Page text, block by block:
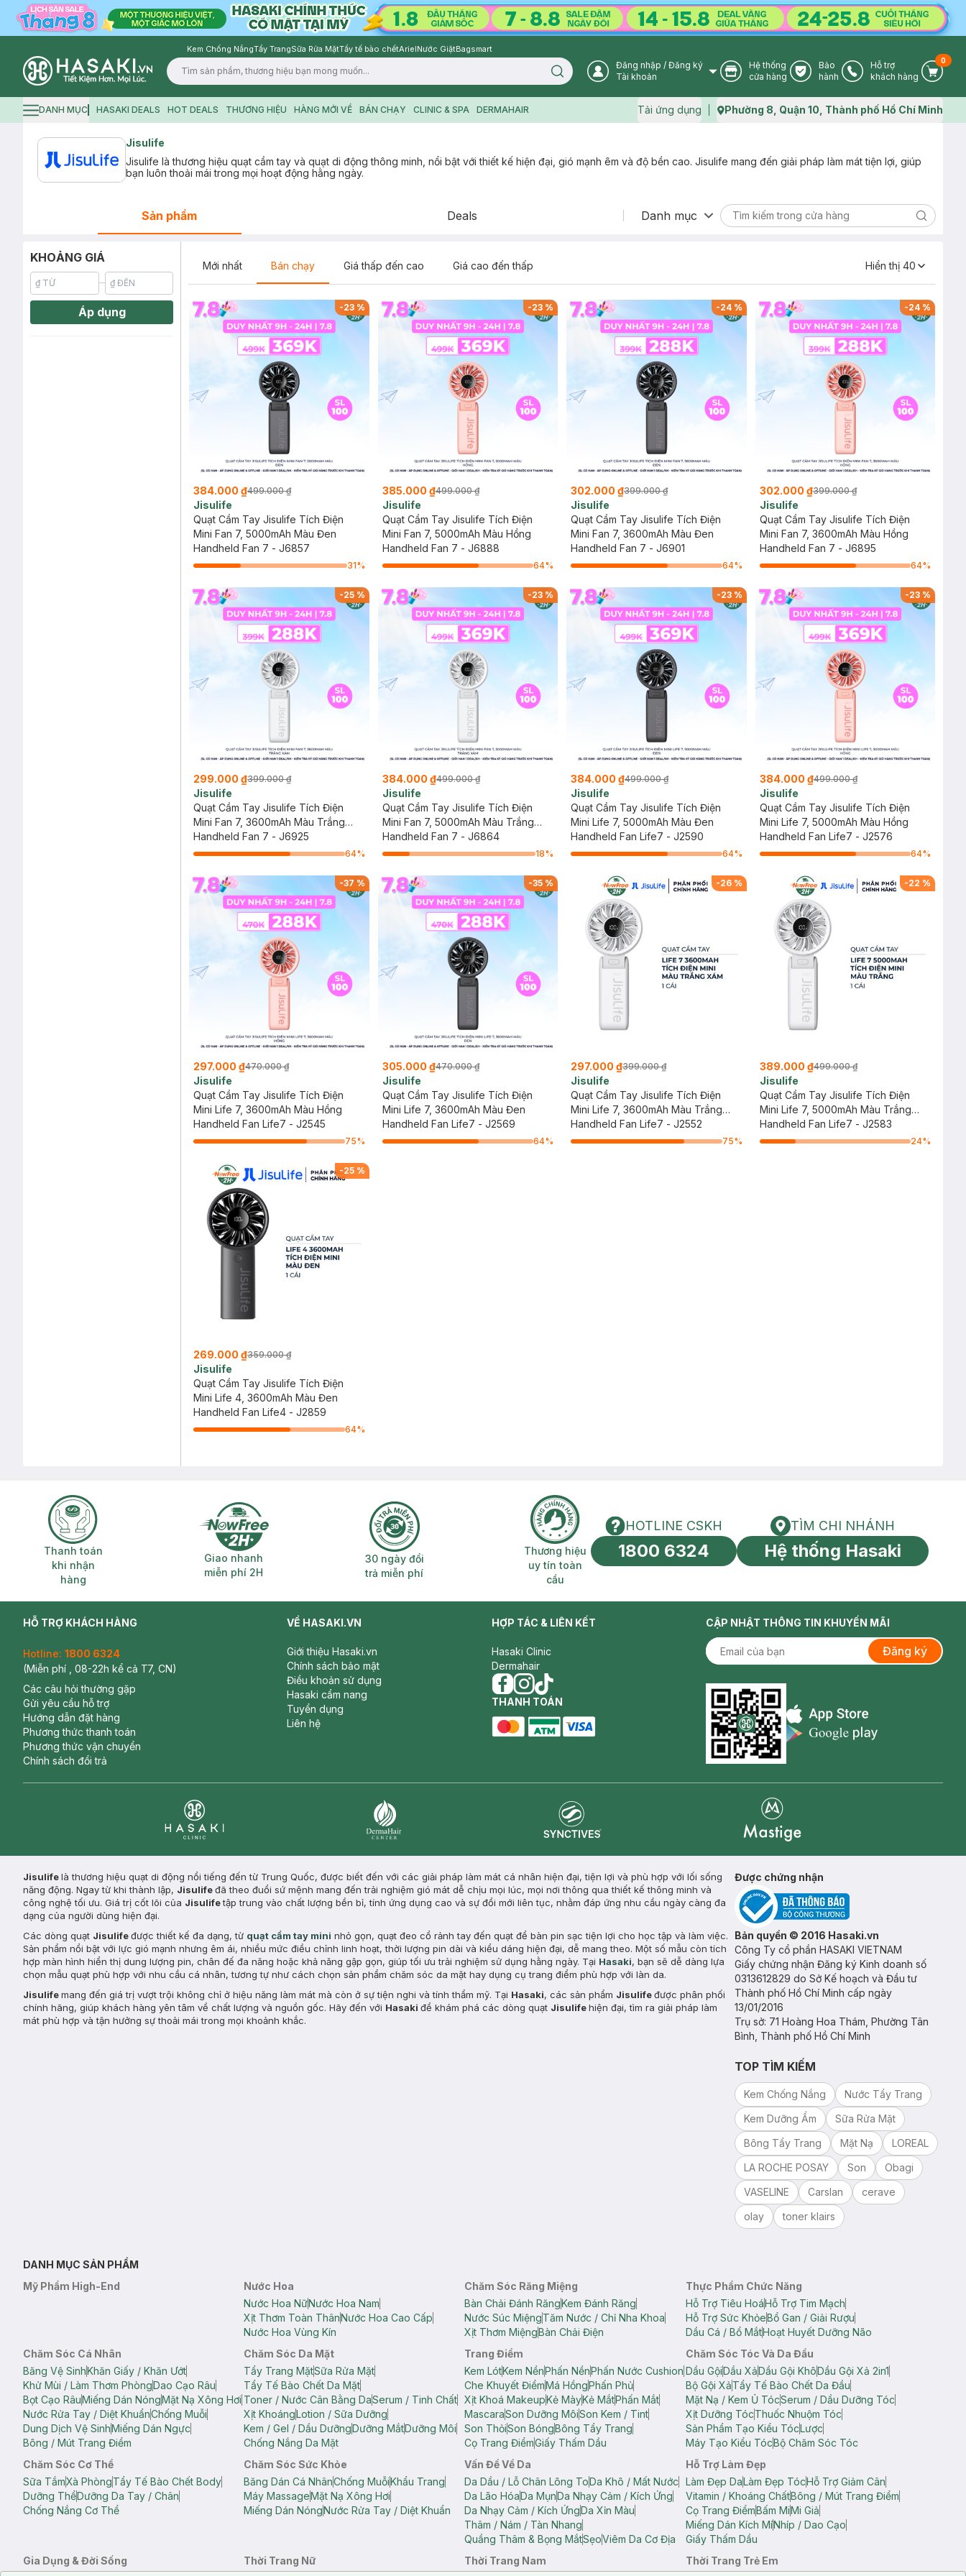
Kem Chống NắngTẩy TrangSữa Rửa MặtTẩy tế bào chếtArielNước GiặtBagsmart
Logo
Search icon User Icon
Đăng nhập / Đăng ký
Tài khoản
Store Icon
Hệ thống
cửa hàng
Warranty Icon
Bảo
hành
Phone Icon
Hỗ trợ
khách hàng
Cart
0
Hamburger icon
DANH MỤC HASAKI DEALS HOT DEALS THƯƠNG HIỆU HÀNG MỚI VỀ BÁN CHẠY CLINIC & SPA DERMAHAIR Tải ứng dụng Map icon
Phường 8, Quận 10, Thành phố Hồ Chí Minh
Jisulife
Jisulife là thương hiệu quạt cầm tay và quạt di động thông minh, nổi bật với thiết kế hiện đại, gió mạnh êm và độ bền cao. Jisulife mang đến giải pháp làm mát tiện lợi, giúp
bạn luôn thoải mái trong mọi hoạt động hằng ngày.
Sản phẩm Deals Danh mục Search
KHOẢNG GIÁ
Áp dụng
Mới nhất Bán chạy Giá thấp đến cao Giá cao đến thấp Hiển thị 40
-23%
384.000 ₫499.000 ₫
Jisulife
Quạt Cầm Tay Jisulife Tích Điện
Mini Fan 7, 5000mAh Màu Đen
Handheld Fan 7 - J6857
31%
-23 %
385.000 ₫499.000 ₫
Jisulife
Quạt Cầm Tay Jisulife Tích Điện
Mini Fan 7, 5000mAh Màu Hồng
Handheld Fan 7 - J6888
64%
-24%
302.000 ₫399.000 ₫
Jisulife
Quạt Cầm Tay Jisulife Tích Điện
Mini Fan 7, 3600mAh Màu Đen
Handheld Fan 7 - J6901
64%
-24 %
302.000 ₫399.000 ₫
Jisulife
Quạt Cầm Tay Jisulife Tích Điện
Mini Fan 7, 3600mAh Màu Hồng
Handheld Fan 7 - J6895
64%
-25%
299.000 ₫399.000 ₫
Jisulife
Quạt Cầm Tay Jisulife Tích Điện
Mini Fan 7, 3600mAh Màu Trắng
Xám
Handheld Fan 7 - J6925
64%
-23 %
384.000 ₫499.000 ₫
Jisulife
Quạt Cầm Tay Jisulife Tích Điện
Mini Fan 7, 5000mAh Màu Trắng
Xám
Handheld Fan 7 - J6864
18%
-23%
384.000 ₫499.000 ₫
Jisulife
Quạt Cầm Tay Jisulife Tích Điện
Mini Life 7, 5000mAh Màu Đen
Handheld Fan Life7 - J2590
64%
-23 %
384.000 ₫499.000 ₫
Jisulife
Quạt Cầm Tay Jisulife Tích Điện
Mini Life 7, 5000mAh Màu Hồng
Handheld Fan Life7 - J2576
64%
-37 %
297.000 ₫470.000 ₫
Jisulife
Quạt Cầm Tay Jisulife Tích Điện
Mini Life 7, 3600mAh Màu Hồng
Handheld Fan Life7 - J2545
75%
-35 %
305.000 ₫470.000 ₫
Jisulife
Quạt Cầm Tay Jisulife Tích Điện
Mini Life 7, 3600mAh Màu Đen
Handheld Fan Life7 - J2569
64%
-26%
297.000 ₫399.000 ₫
Jisulife
Quạt Cầm Tay Jisulife Tích Điện
Mini Life 7, 3600mAh Màu Trắng
Xám
Handheld Fan Life7 - J2552
75%
-22 %
389.000 ₫499.000 ₫
Jisulife
Quạt Cầm Tay Jisulife Tích Điện
Mini Life 7, 5000mAh Màu Trắng
Xám
Handheld Fan Life7 - J2583
24%
-25%
269.000 ₫359.000 ₫
Jisulife
Quạt Cầm Tay Jisulife Tích Điện
Mini Life 4, 3600mAh Màu Đen
Handheld Fan Life4 - J2859
64%
Thanh toán khi nhận hàng
Thanh toán
khi nhận
hàng
Giao nhanh miễn phí 2H
Giao nhanh
miễn phí 2H
30 ngày đổi trả miễn phí
30 ngày đổi
trả miễn phí
Thương hiệu uy tín toàn cầu
Thương hiệu
uy tín toàn
cầu
HOTLINE CSKH
HOTLINE CSKH
1800 6324
Tìm chi nhánh
TÌM CHI NHÁNH
Hệ thống Hasaki
HỖ TRỢ KHÁCH HÀNG
Hotline: 1800 6324
(Miễn phí , 08-22h kể cả T7, CN)
Các câu hỏi thường gặp
Gửi yêu cầu hỗ trợ
Hướng dẫn đặt hàng
Phương thức thanh toán
Phương thức vận chuyển
Chính sách đổi trả
VỀ HASAKI.VN
Giới thiệu Hasaki.vn
Chính sách bảo mật
Điều khoản sử dụng
Hasaki cẩm nang
Tuyển dụng
Liên hệ
HỢP TÁC & LIÊN KẾT
Hasaki Clinic
Dermahair
facebook
instagram
tiktok
THANH TOÁN
CẬP NHẬT THÔNG TIN KHUYẾN MÃI
Đăng ký
Appstore icon
Jisulifelà thương hiệu quạt di động nổi tiếng đến từ Trung Quốc, được biết đến với các giải pháp làm mát cá nhân hiện đại, tiện lợi và phù hợp với lối sống
năng động. Ngay từ khi thành lập, Jisulifeđã theo đuổi sứ mệnh mang đến trải nghiệm gió mát dễ chịu mọi lúc, mọi nơi thông qua thiết kế thông minh và
công nghệ tối ưu. Giá trị cốt lõi của Jisulifetập trung vào chất lượng bền bỉ, tính ứng dụng cao và sự đổi mới liên tục, nhằm đáp ứng nhu cầu ngày càng đa
dạng của người dùng hiện đại.
Các dòng quạt Jisulifeđược thiết kế đa dạng, từ quạt cầm tay mini nhỏ gọn, quạt đeo cổ rảnh tay đến quạt để bàn pin sạc tiện lợi cho học tập và làm việc.
Sản phẩm nổi bật với lực gió mạnh nhưng êm ái, nhiều mức điều chỉnh linh hoạt, thời lượng pin dài và kiểu dáng hiện đại, dễ mang theo. Một số mẫu còn tích
hợp màn hình hiển thị dung lượng pin, chân đế đa năng hoặc khả năng gập gọn, giúp tối ưu trải nghiệm sử dụng hằng ngày. Tại Hasaki, bạn sẽ dễ dàng lựa
chọn mẫu quạt phù hợp với nhu cầu cá nhân, tương tự như cách chọn sản phẩm chăm sóc da mặt hay dụng cụ trang điểm phù hợp với làn da.
Jisulifemang đến giá trị vượt trội không chỉ ở hiệu năng làm mát mà còn ở sự tiện nghi và tính thẩm mỹ. Tại Hasaki, các sản phẩm Jisulifeđược phân phối
chính hãng, giúp khách hàng yên tâm về chất lượng và nguồn gốc. Hãy đến với Hasaki để khám phá các dòng quạt Jisulifehiện đại, tìm ra giải pháp làm
mát phù hợp và tận hưởng sự thoải mái trong mọi khoảnh khắc.
Được chứng nhận
Bản quyền © 2016 Hasaki.vn
Công Ty cổ phần HASAKI VIETNAM
Giấy chứng nhận Đăng ký Kinh doanh số
0313612829 do Sở Kế hoạch và Đầu tư
Thành phố Hồ Chí Minh cấp ngày
13/01/2016
Trụ sở: 71 Hoàng Hoa Thám, Phường Tân
Bình, Thành phố Hồ Chí Minh
TOP TÌM KIẾM
Kem Chống Nắng
Nước Tẩy Trang
Kem Dưỡng Ẩm
Sữa Rửa Mặt
Bông Tẩy Trang
Mặt Nạ
LOREAL
LA ROCHE POSAY
Son
Obagi
VASELINE
Carslan
cerave
olay
toner klairs
DANH MỤC SẢN PHẨM
Mỹ Phẩm High-End
Nước Hoa
Nước Hoa NữNước Hoa Nam
Xịt Thơm Toàn ThânNước Hoa Cao Cấp
Nước Hoa Vùng Kín
Chăm Sóc Răng Miệng
Bàn Chải Đánh RăngKem Đánh Răng
Nước Súc MiệngTăm Nước / Chỉ Nha Khoa
Xịt Thơm MiệngBàn Chải Điện
Thực Phẩm Chức Năng
Hỗ Trợ Tiêu HoáHỗ Trợ Tim Mạch
Hỗ Trợ Sức KhỏeBổ Gan / Giải Rượu
Dầu Cá / Bổ MắtHoạt Huyết Dưỡng Não
Chăm Sóc Cá Nhân
Băng Vệ SinhKhăn Giấy / Khăn Ướt
Khử Mùi / Làm Thơm PhòngDao Cạo Râu
Bọt Cạo RâuMiếng Dán NóngMặt Nạ Xông Hơi
Nước Rửa Tay / Diệt KhuẩnChống Muỗi
Dung Dịch Vệ SinhMiếng Dán Ngực
Bông / Mút Trang Điểm
Chăm Sóc Da Mặt
Tẩy Trang MặtSữa Rửa Mặt
Tẩy Tế Bào Chết Da Mặt
Toner / Nước Cân Bằng DaSerum / Tinh Chất
Xịt KhoángLotion / Sữa Dưỡng
Kem / Gel / Dầu DưỡngDưỡng MắtDưỡng Môi
Chống Nắng Da Mặt
Trang Điểm
Kem LótKem NềnPhấn NềnPhấn Nước Cushion
Che Khuyết ĐiểmMá HồngPhấn Phủ
Xịt Khoá MakeupKẻ MàyKẻ MắtPhấn Mắt
MascaraSon Dưỡng MôiSon Kem / Tint
Son ThỏiSon BóngBông Tẩy Trang
Cọ Trang ĐiểmGiấy Thấm Dầu
Chăm Sóc Tóc Và Da Đầu
Dầu GộiDầu XảDầu Gội KhôDầu Gội Xả 2in1
Bộ Gội XảTẩy Tế Bào Chết Da Đầu
Mặt Nạ / Kem Ủ TócSerum / Dầu Dưỡng Tóc
Xịt Dưỡng TócThuốc Nhuộm Tóc
Sản Phẩm Tạo Kiểu TócLược
Máy Tạo Kiểu TócBộ Chăm Sóc Tóc
Chăm Sóc Cơ Thể
Sữa TắmXà PhòngTẩy Tế Bào Chết Body
Dưỡng ThểDưỡng Da Tay / Chân
Chống Nắng Cơ Thể
Chăm Sóc Sức Khỏe
Băng Dán Cá NhânChống MuỗiKhẩu Trang
Máy MassageMặt Nạ Xông Hơi
Miếng Dán NóngNước Rửa Tay / Diệt Khuẩn
Vấn Đề Về Da
Da Dầu / Lỗ Chân Lông ToDa Khô / Mất Nước
Da Lão HóaDa MụnDa Nhạy Cảm / Kích Ứng
Da Nhạy Cảm / Kích ỨngDa Xỉn Màu
Thâm / Nám / Tàn Nhang
Quầng Thâm & Bọng MắtSẹoViêm Da Cơ Địa
Hỗ Trợ Làm Đẹp
Làm Đẹp DaLàm Đẹp TócHỗ Trợ Giảm Cân
Vitamin / Khoáng ChấtBông / Mút Trang Điểm
Cọ Trang ĐiểmBấm MiMi Giả
Miếng Dán Kích MíNhíp / Dao Cạo
Giấy Thấm Dầu
Gia Dụng & Đời Sống
Thời Trang Nữ
Thời Trang Nam
Thời Trang Trẻ Em